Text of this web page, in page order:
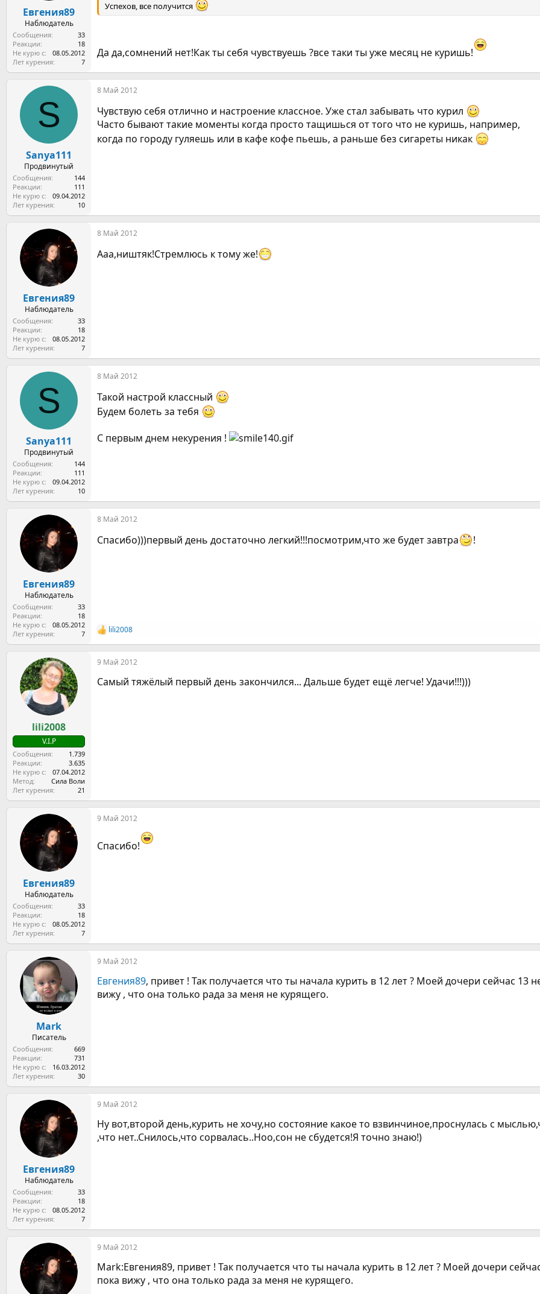
Евгения89
Наблюдатель
Сообщения
33
Реакции
18
Не курю с
08.05.2012
Лет курения
7
Успехов, все получится
Да да,сомнений нет!Как ты себя чувствуешь ?все таки ты уже месяц не куришь!
S
Sanya111
Продвинутый
Сообщения
144
Реакции
111
Не курю с
09.04.2012
Лет курения
10
8 Май 2012
Чувствую себя отлично и настроение классное. Уже стал забывать что курил
Часто бывают такие моменты когда просто тащишься от того что не куришь, например,
когда по городу гуляешь или в кафе кофе пьешь, а раньше без сигареты никак
Евгения89
Наблюдатель
Сообщения
33
Реакции
18
Не курю с
08.05.2012
Лет курения
7
8 Май 2012
Ааа,ништяк!Стремлюсь к тому же!
S
Sanya111
Продвинутый
Сообщения
144
Реакции
111
Не курю с
09.04.2012
Лет курения
10
8 Май 2012
Такой настрой классный
Будем болеть за тебя
С первым днем некурения !
Евгения89
Наблюдатель
Сообщения
33
Реакции
18
Не курю с
08.05.2012
Лет курения
7
8 Май 2012
Спасибо)))первый день достаточно легкий!!!посмотрим,что же будет завтра !
Р
е
а
к
и
lili2008
lili2008
V.I.P
Сообщения
1.739
Реакции
3.635
Не курю с
07.04.2012
Метод
Сила Воли
Лет курения
21
9 Май 2012
Самый тяжёлый первый день закончился... Дальше будет ещё легче! Удачи!!!)))
Евгения89
Наблюдатель
Сообщения
33
Реакции
18
Не курю с
08.05.2012
Лет курения
7
9 Май 2012
Спасибо!
Mark
Писатель
Сообщения
669
Реакции
731
Не курю с
16.03.2012
Лет курения
30
9 Май 2012
Евгения89, привет ! Так получается что ты начала курить в 12 лет ? Моей дочери сейчас 13
вижу , что она только рада за меня не курящего.
Евгения89
Наблюдатель
Сообщения
33
Реакции
18
Не курю с
08.05.2012
Лет курения
7
9 Май 2012
Ну вот,второй день,курить не хочу,но состояние какое то взвинчиное,проснулась с
,что нет..Снилось,что сорвалась..Ноо,сон не сбудется!Я точно знаю!)
9 Май 2012
Mark:Евгения89, привет ! Так получается что ты начала курить в 12 лет ? Моей дочери
пока вижу , что она только рада за меня не курящего.